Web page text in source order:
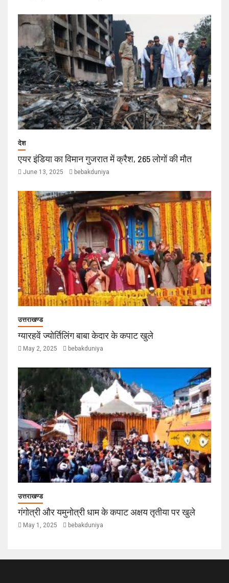
देश
एयर इंडिया का विमान गुजरात में क्रैश, 265 लोगों की मौत
June 13, 2025 bebakduniya
उत्तराखण्ड
ग्यारहवें ज्योर्तिलिंग बाबा केदार के कपाट खुले
May 2, 2025 bebakduniya
उत्तराखण्ड
गंगोत्री और यमुनोत्री धाम के कपाट अक्षय तृतीया पर खुले
May 1, 2025 bebakduniya